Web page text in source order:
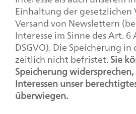
Einhaltung der gesetzlichen
Versand von Newslettern
Interesse im Sinne des Art. 6
DSGVO). Die Speicherung
zeitlich nicht befristet.Sie
Speicherung
Interessen unser
überwiegen.